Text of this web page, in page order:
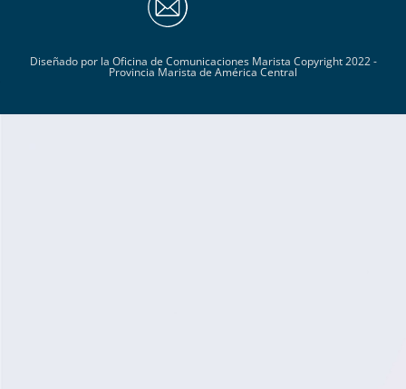
Diseñado por la Oficina de Comunicaciones Marista Copyright 2022 -
Provincia Marista de América Central